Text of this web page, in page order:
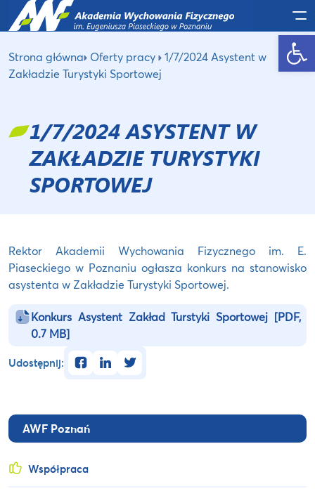
Otwórz pasek narzędzi
Strona główna Oferty pracy
1/7/2024 Asystent w
Zakładzie Turystyki Sportowej
1/7/2024 ASYSTENT W
ZAKŁADZIE TURYSTYKI
SPORTOWEJ
AWF Poznań
Współpraca
Rektor Akademii Wychowania Fizycznego im. E.
Piaseckiego w Poznaniu ogłasza konkurs na stanowisko
asystenta w Zakładzie Turystyki Sportowej.
Konkurs Asystent Zakład Turstyki Sportowej [PDF,
0.7 MB]
Udostępnij: facebooklinkedintwitter